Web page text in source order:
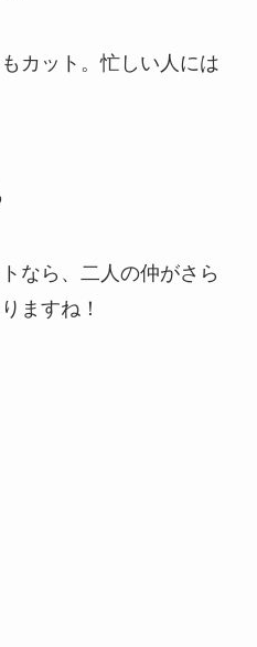
カット。忙しい人には
なら、二人の仲がさら
ますね！